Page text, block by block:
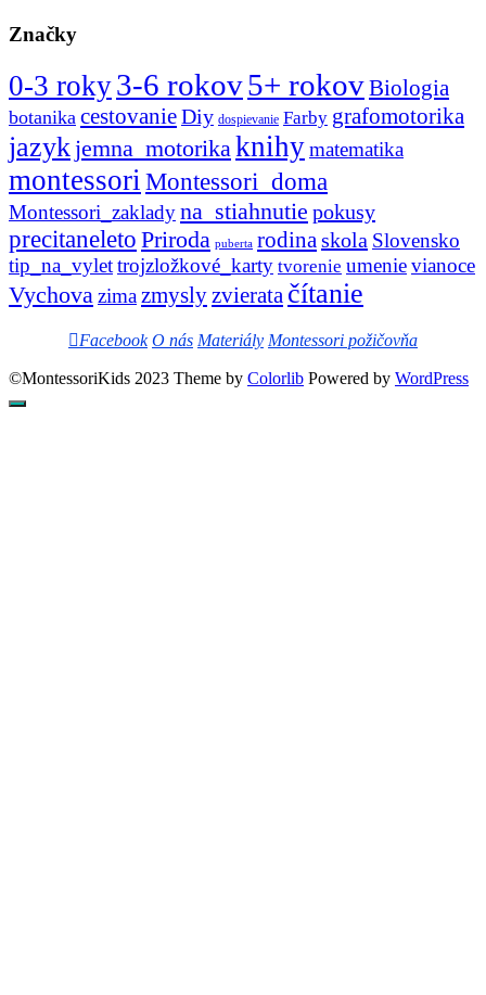
Značky
0-3 roky3-6 rokov5+ rokovBiologia
botanika cestovanieDiy dospievanie Farby grafomotorika
jazykjemna_motorika knihymatematika
montessori Montessori_doma
Montessori_zakladyna_stiahnutie pokusy
precitaneleto Priroda puberta rodina skola Slovensko
tip_na_vylettrojzložkové_karty tvorenie umenievianoce
Vychova zima zmysly zvierata čítanie
Facebook O nás Materiály Montessori požičovňa
©MontessoriKids 2023 Theme by Colorlib Powered by WordPress